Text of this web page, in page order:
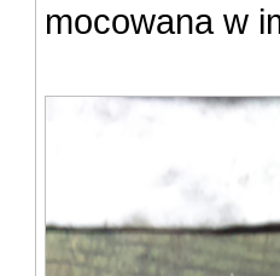
mocowana w